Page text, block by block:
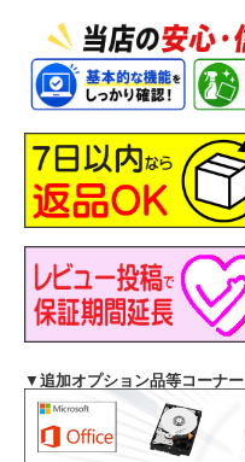
▼ 追加オプション品等コーナー